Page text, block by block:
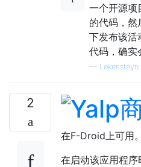
一个开源项
的代码，然
下发布该活
代码，确实
— Lekensteyn
2
在F-Droid上可用。
在启动该应用程